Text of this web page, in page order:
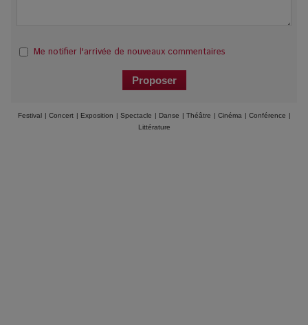
Me notifier l'arrivée de nouveaux commentaires
Festival | Concert | Exposition | Spectacle | Danse | Théâtre | Cinéma | Conférence |
Littérature